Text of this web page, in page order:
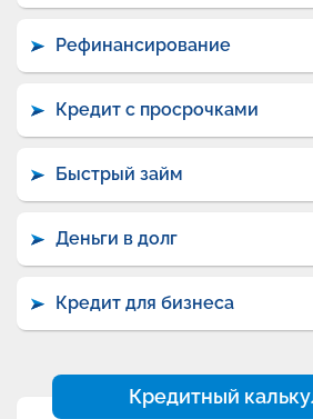
Рефинансирование
Кредит с просрочками
Быстрый займ
Деньги в долг
Кредит для бизнеса
Кредитный